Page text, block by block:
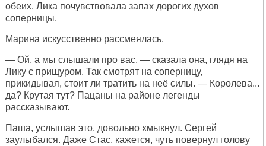
обеих. Лика почувствовала запах дорогих духов
соперницы.
Марина искусственно рассмеялась.
— Ой, а мы слышали про вас, — сказала она, глядя на
Лику с прищуром. Так смотрят на соперницу,
прикидывая, стоит ли тратить на неё силы. — Королева...
да? Крутая тут? Пацаны на районе легенды
рассказывают.
Паша, услышав это, довольно хмыкнул. Сергей
заулыбался. Даже Стас, кажется, чуть повернул голову